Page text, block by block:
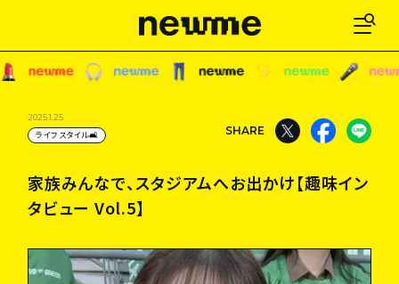
家族みんなで、スタジアムへお出かけ【趣味イン
タビュー Vol.5】
2025.1.25
ライフスタイル🛋 SHARE
家族みんなで、スタジアムへお出かけ【趣味イン
タビュー Vol.5】